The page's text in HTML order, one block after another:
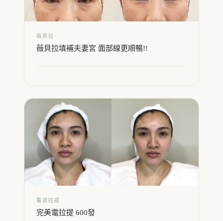
薇貝拉
薇貝拉填補夫妻宮 面部線更順暢!!
電波拉提
完美電拉提 600發